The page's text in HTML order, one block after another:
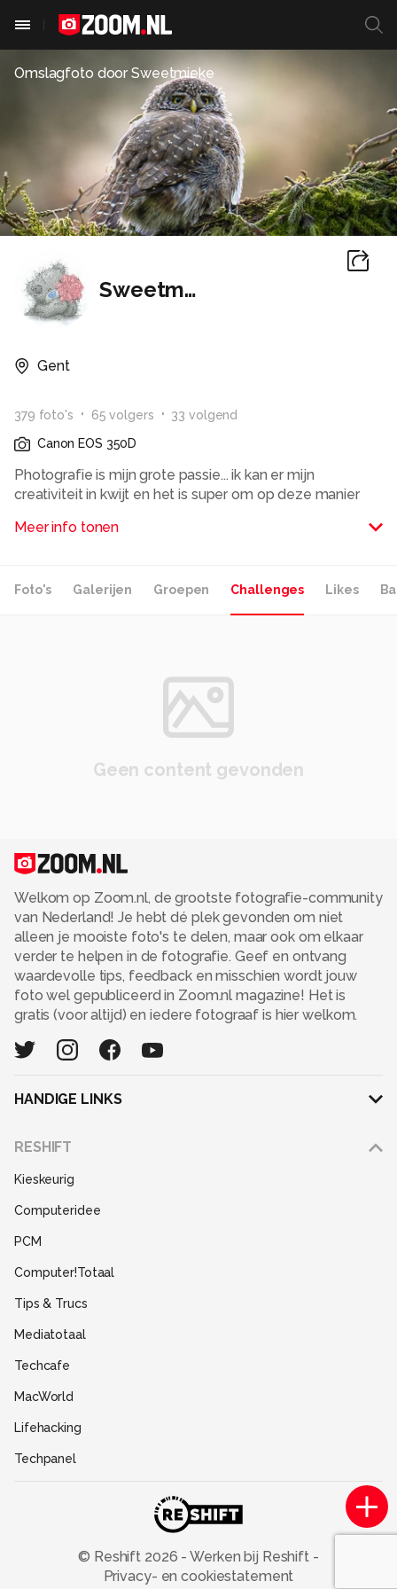
Omslagfoto doorSweetmieke
Sweetmieke
Gent
379 foto's 65 volgers 33 volgend
Canon EOS 350D
Photografie is mijn grote passie... ik kan er mijn
creativiteit in kwijt en het is super om op deze manier
Meer info tonen
Foto's Galerijen Groepen Challenges Likes
Geen content gevonden
Welkom op Zoom.nl, de grootste fotografie-community
van Nederland! Je hebt dé plek gevonden om niet
alleen je mooiste foto's te delen, maar ook om elkaar
verder te helpen in de fotografie. Geef en ontvang
waardevolle tips, feedback en misschien wordt jouw
foto wel gepubliceerd in Zoom.nl magazine! Het is
gratis (voor altijd) en iedere fotograaf is hier welkom.
HANDIGE LINKS
RESHIFT
Kieskeurig
Computeridee
PCM
Computer!Totaal
Tips & Trucs
Mediatotaal
Techcafe
MacWorld
Lifehacking
Techpanel
Power Unlimited
Zoom Academy
© Reshift 2026 - Werken bij Reshift -
Privacy- en cookiestatement